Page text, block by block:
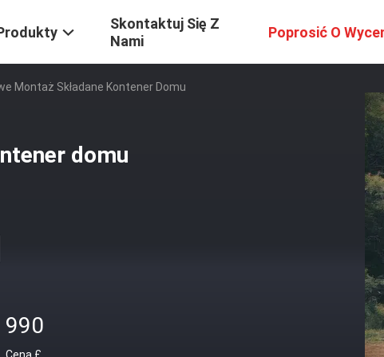
Skontaktuj Się Z
Nami
Poprosić O
Montaż Składane Kontener Domu
domu
990